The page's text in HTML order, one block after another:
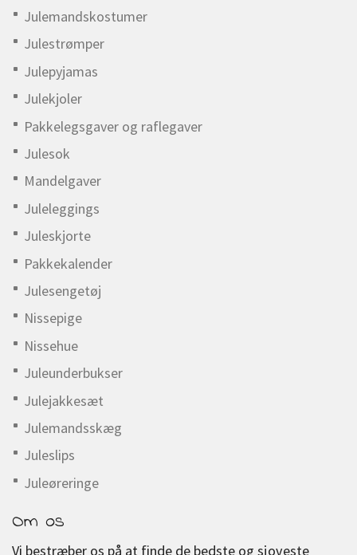
Julemandskostumer
Julestrømper
Julepyjamas
Julekjoler
Pakkelegsgaver og raflegaver
Julesok
Mandelgaver
Juleleggings
Juleskjorte
Pakkekalender
Julesengetøj
Nissepige
Nissehue
Juleunderbukser
Julejakkesæt
Julemandsskæg
Juleslips
Juleøreringe
Om os
Vi bestræber os på at finde de bedste og sjoveste